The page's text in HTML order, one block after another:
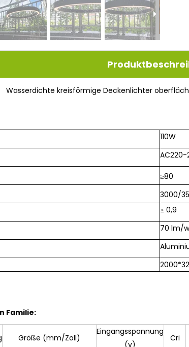
Wasserdichte kreisförmige Deckenlichter
110W
AC220-
≥80
3000/
≥ 0,9
70 lm/w
Familie:
Größe (mm/Zoll)
Eingangsspannung
(v)
Cri